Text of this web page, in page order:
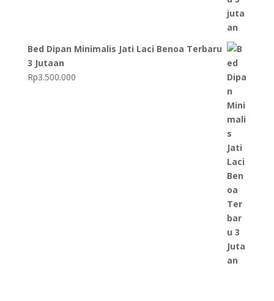
Bed Dipan Minimalis Jati Laci Benoa Terbaru
3 Jutaan
Rp3.500.000